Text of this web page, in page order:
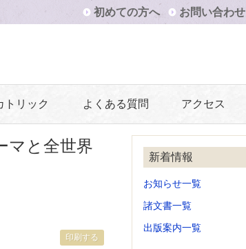
初めての方へ お問い合わせ
トリック よくある質問 アクセス
マと全世界
印刷する
新着情報
お知らせ一覧
諸文書一覧
出版案内一覧